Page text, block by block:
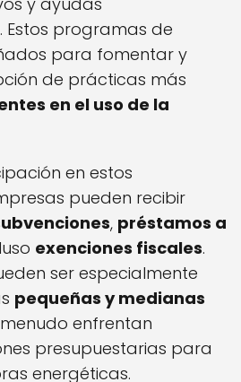
programas de
para fomentar y
de prácticas más
en el uso de la
en estos
pueden recibir
, préstamos a
exenciones fiscales.
ser especialmente
pequeñas y medianas
enfrentan
presupuestarias para
energéticas.